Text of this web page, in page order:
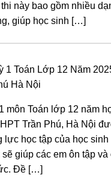
này bao gồm nhiều
giúp học sinh […]
1 Toán Lớp 12 Năm
Hà Nội
môn Toán lớp 12 năm
Trần Phú, Hà Nội
lực học tập của học sinh
giúp các em ôn tập và
Đề […]